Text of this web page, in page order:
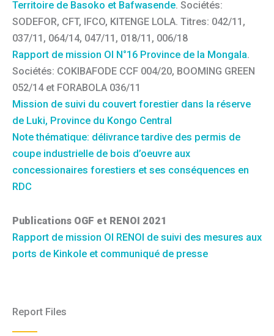
Territoire de Basoko et Bafwasende. Sociétés:
SODEFOR, CFT, IFCO, KITENGE LOLA. Titres: 042/11,
037/11, 064/14, 047/11, 018/11, 006/18
Rapport de mission OI N°16 Province de la Mongala.
Sociétés: COKIBAFODE CCF 004/20, BOOMING GREEN
052/14 et FORABOLA 036/11
Mission de suivi du couvert forestier dans la réserve
de Luki, Province du Kongo Central
Note thématique: délivrance tardive des permis de
coupe industrielle de bois d’oeuvre aux
concessionaires forestiers et ses conséquences en
RDC
Publications OGF et RENOI 2021
Rapport de mission OI RENOI de suivi des mesures aux
ports de Kinkole et communiqué de presse
Report Files